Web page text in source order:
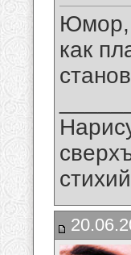
Юмор,
как